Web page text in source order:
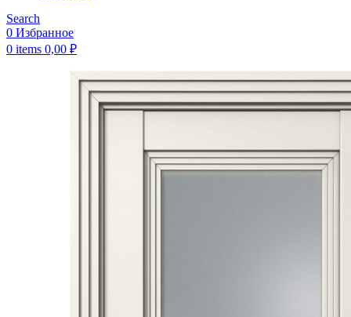
Search
0 Избранное
0 items 0,00 ₽